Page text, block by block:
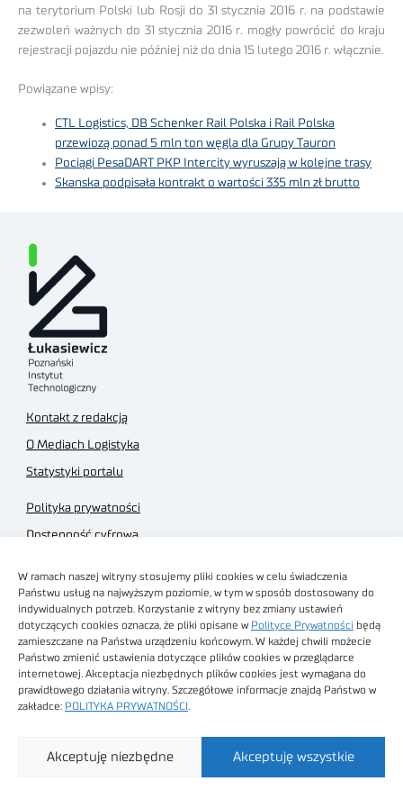
W ramach naszej witryny stosujemy pliki cookies w celu świadczenia
Państwu usług na najwyższym poziomie, w tym w sposób dostosowany do
indywidualnych potrzeb. Korzystanie z witryny bez zmiany ustawień
dotyczących cookies oznacza, że pliki opisane w Polityce Prywatności będą
zamieszczane na Państwa urządzeniu końcowym. W każdej chwili możecie
Państwo zmienić ustawienia dotyczące plików cookies w przeglądarce
internetowej. Akceptacja niezbędnych plików cookies jest wymagana do
prawidłowego działania witryny. Szczegółowe informacje znajdą Państwo w
zakładce: POLITYKA PRYWATNOŚCI
Akceptuję wszystkie
Akceptuję niezbędne
na terytorium Polski lub Rosji do 31 stycznia 2016 r. na podstawie
zezwoleń ważnych do 31 stycznia 2016 r. mogły powrócić do kraju
rejestracji pojazdu nie później niż do dnia 15 lutego 2016 r. włącznie.
Powiązane wpisy:
CTL Logistics, DB Schenker Rail Polska i Rail Polska
przewiozą ponad 5 mln ton węgla dla Grupy Tauron
Pociągi PesaDART PKP Intercity wyruszają w kolejne trasy
Skanska podpisała kontrakt o wartości 335 mln zł brutto
Kontakt z redakcją
O Mediach Logistyka
Statystyki portalu
Polityka prywatności
Dostępność cyfrowa
Regulamin sklepu
Obrazy stockowe
autorstwa
Technologiczny